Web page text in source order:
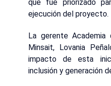
que fue priorizado
ejecución del proyecto.
La gerente Academia
Minsait, Lovania
impacto de esta
inclusión y generación